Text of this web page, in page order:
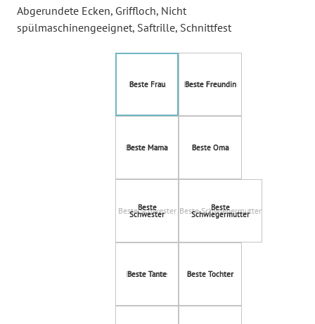
Abgerundete Ecken, Griffloch, Nicht
spülmaschinengeeignet, Saftrille, Schnittfest
Beste Frau Beste Freundin
Beste Mama Beste Oma
Beste Schwester Beste Schwiegermutter
Beste Tante Beste Tochter